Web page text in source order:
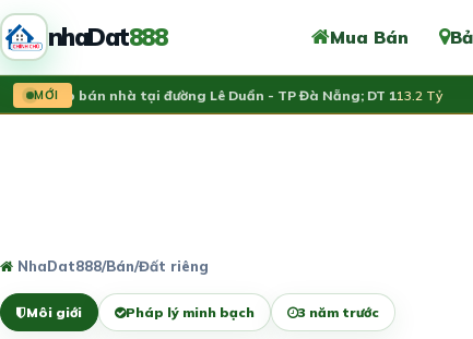
nhaDat888 Mua Bán
MỚI
rao bán nhà tại đường Lê Duẩn - TP Đà Nẵng; DT 1 13.2 Tỷ
NhaDat888/Bán/Đất riêng
Môi giới Pháp lý minh bạch 3 năm trước